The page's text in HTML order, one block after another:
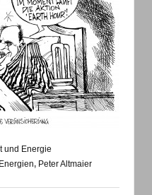
und Energie
, Peter Altmaier